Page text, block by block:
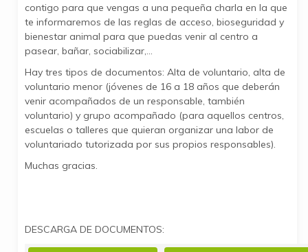
contigo para que vengas a una pequeña charla en la que
te informaremos de las reglas de acceso, bioseguridad y
bienestar animal para que puedas venir al centro a
pasear, bañar, sociabilizar,...
Hay tres tipos de documentos: Alta de voluntario, alta de
voluntario menor (jóvenes de 16 a 18 años que deberán
venir acompañados de un responsable, también
voluntario) y grupo acompañado (para aquellos centros,
escuelas o talleres que quieran organizar una labor de
voluntariado tutorizada por sus propios responsables).
Muchas gracias.
DESCARGA DE DOCUMENTOS: